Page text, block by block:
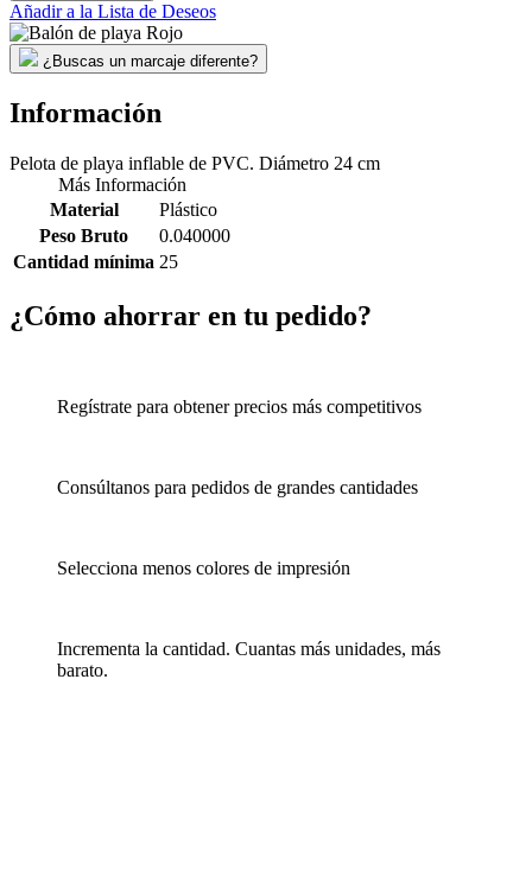
Añadir a la Lista de Deseos
¿Buscas un marcaje diferente?
Información
Pelota de playa inflable de PVC. Diámetro 24 cm
Más Información
Material
Plástico
Peso Bruto
0.040000
Cantidad mínima 25
¿Cómo ahorrar en tu pedido?
Regístrate para obtener precios más competitivos
Consúltanos para pedidos de grandes cantidades
Selecciona menos colores de impresión
Incrementa la cantidad. Cuantas más unidades, más
barato.